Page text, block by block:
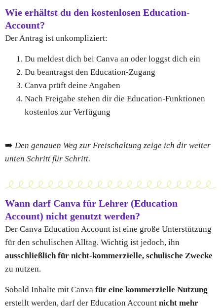
Wie erhältst du den kostenlosen Education-
Account?
Der Antrag ist unkompliziert:
Du meldest dich bei Canva an oder loggst dich ein
Du beantragst den Education-Zugang
Canva prüft deine Angaben
Nach Freigabe stehen dir die Education-Funktionen
kostenlos zur Verfügung
➡️ Den genauen Weg zur Freischaltung zeige ich dir weiter
unten Schritt für Schritt.
Wann darf Canva für Lehrer (Education
Account) nicht genutzt werden?
Der Canva Education Account ist eine große Unterstützung
für den schulischen Alltag. Wichtig ist jedoch, ihn
ausschließlich für nicht-kommerzielle, schulische Zwecke
zu nutzen.
Sobald Inhalte mit Canva für eine kommerzielle Nutzung
erstellt werden, darf der Education Account nicht mehr